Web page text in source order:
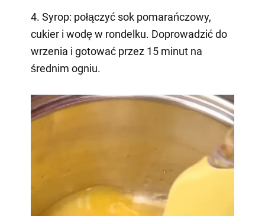
4. Syrop: połączyć sok pomarańczowy,
cukier i wodę w rondelku. Doprowadzić do
wrzenia i gotować przez 15 minut na
średnim ogniu.